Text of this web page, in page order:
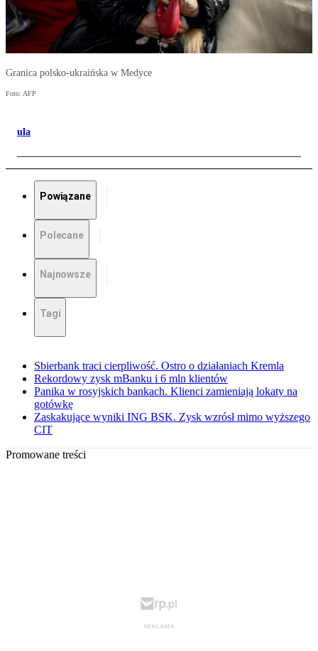
Granica polsko-ukraińska w Medyce
Foto: AFP
ula
Powiązane
Polecane
Najnowsze
Tagi
Sbierbank traci cierpliwość. Ostro o działaniach Kremla
Rekordowy zysk mBanku i 6 mln klientów
Panika w rosyjskich bankach. Klienci zamieniają lokaty na
gotówkę
Zaskakujące wyniki ING BSK. Zysk wzrósł mimo wyższego
CIT
Promowane treści